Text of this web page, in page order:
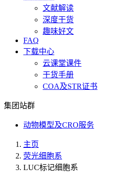
文献解读
深度干货
趣味好文
FAQ
下载中心
云课堂课件
干货手册
COA及STR证书
集团站群
动物模型及CRO服务
主页
荧光细胞系
LUC标记细胞系